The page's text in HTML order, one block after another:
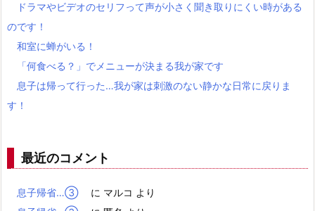
ドラマやビデオのセリフって声が小さく聞き取りにくい時がある
のです！
和室に蝉がいる！
「何食べる？」でメニューが決まる我が家です
息子は帰って行った…我が家は刺激のない静かな日常に戻りま
す！
最近のコメント
息子帰省…③ に マルコ より